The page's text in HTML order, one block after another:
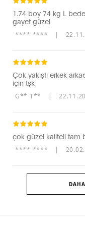
1.74 boy 74 kg L
gayet güzel
**** **** |
Çok yakıştı erkek
için tşk
G** T** |
çok güzel kaliteli tam
**** **** |